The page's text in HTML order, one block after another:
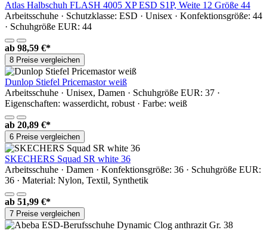
Atlas Halbschuh FLASH 4005 XP ESD S1P, Weite 12 Größe 44
Arbeitsschuhe · Schutzklasse: ESD · Unisex · Konfektionsgröße: 44
· Schuhgröße EUR: 44
ab 98,59 €*
8 Preise vergleichen
Dunlop Stiefel Pricemastor weiß
Arbeitsschuhe · Unisex, Damen · Schuhgröße EUR: 37 ·
Eigenschaften: wasserdicht, robust · Farbe: weiß
ab 20,89 €*
6 Preise vergleichen
SKECHERS Squad SR white 36
Arbeitsschuhe · Damen · Konfektionsgröße: 36 · Schuhgröße EUR:
36 · Material: Nylon, Textil, Synthetik
ab 51,99 €*
7 Preise vergleichen